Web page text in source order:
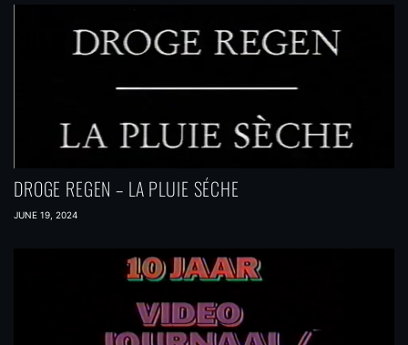
DROGE REGEN – LA PLUIE SÉCHE
JUNE 19, 2024